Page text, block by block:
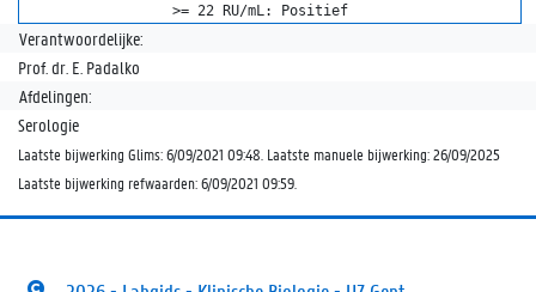
>= 22 RU/mL: Positief
Verantwoordelijke:
Prof. dr. E. Padalko
Afdelingen:
Serologie
Laatste bijwerking Glims: 6/09/2021 09:48. Laatste manuele bijwerking: 26/09/2025
Laatste bijwerking refwaarden: 6/09/2021 09:59.